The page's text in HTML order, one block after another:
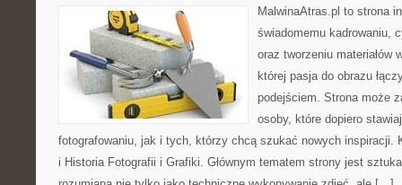
MalwinaAtras.pl to strona
świadomemu kadrowaniu,
oraz tworzeniu materiałów
której pasja do obrazu
podejściem. Strona może
osoby, które dopiero
fotografowaniu, jak i tych, którzy chcą szukać nowych inspiracji.
i Historia Fotografii i Grafiki. Głównym tematem strony jest